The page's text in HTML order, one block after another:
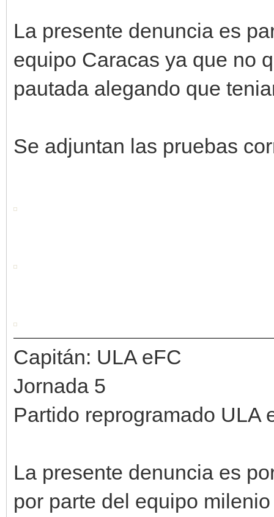
La presente denuncia es
equipo Caracas ya que no
pautada alegando que
Se adjuntan las pruebas
Capitán: ULA eFC
Jornada 5
Partido reprogramado ULA
La presente denuncia es
por parte del equipo